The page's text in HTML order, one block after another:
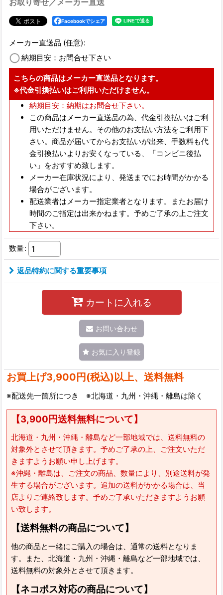
お取り寄せ／メーカー直送
Facebookでシェア
メーカー直送品 (任意):
納期目安：お問合せ下さい
こちらの商品はメーカー直送品となります。
※代金引換払いはご利用いただけません。
納期目安：納期はお問合せ下さい。
この商品はメーカー直送品の為、 代金引換払いはご利
用いただけません。 その他のお支払い方法をご利用下
さい。商品が届いてからお支払いが出来、手数料も代
金引換払いよりお安くなっている、
「コンビニ後払
い」をおすすめ致します。
メーカー在庫状況により、発送までにお時間がかかる
場合がございます。
配送業者はメーカー指定業者となります。またお届け
時間のご指定は出来かねます。予めご了承の上ご注文
下さい。
数量:
返品特約に関する重要事項
カートに入れる
お問い合わせ
お気に入り登録
お買上げ3,900円(税込)以上、送料無料
※配送先一箇所につき ※北海道・九州・沖縄・離島は除く
【3,900円送料無料について】
北海道・九州・沖縄・離島など一部地域では、送料無料の
対象外とさせて頂きます。予めご了承の上、ご注文いただ
きますようお願い申し上げます。
※沖縄・離島は、ご注文の商品、数量により、別途送料が発
生する場合がございます。追加の送料がかかる場合は、当
店よりご連絡致します。予めご了承いただきますようお願
い致します。
【送料無料の商品について】
他の商品と一緒にご購入の場合は、通常の送料となりま
す。また、北海道・九州・沖縄・離島など一部地域では、
送料無料の対象外とさせて頂きます。
【ネコポス対応の商品について】